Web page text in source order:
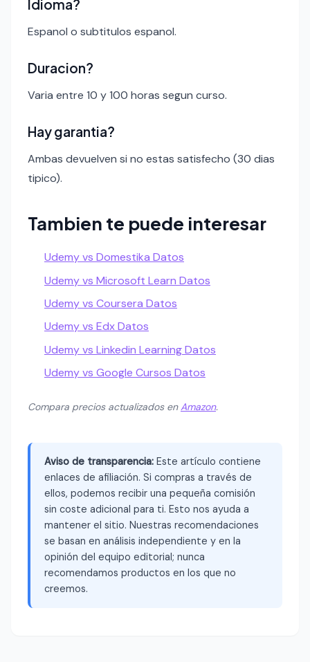
Idioma?
Espanol o subtitulos espanol.
Duracion?
Varia entre 10 y 100 horas segun curso.
Hay garantia?
Ambas devuelven si no estas satisfecho (30 dias
tipico).
Tambien te puede interesar
Udemy vs Domestika Datos
Udemy vs Microsoft Learn Datos
Udemy vs Coursera Datos
Udemy vs Edx Datos
Udemy vs Linkedin Learning Datos
Udemy vs Google Cursos Datos
Compara precios actualizados enAmazon.
Aviso de transparencia: Este artículo contiene
enlaces de afiliación. Si compras a través de
ellos, podemos recibir una pequeña comisión
sin coste adicional para ti. Esto nos ayuda a
mantener el sitio. Nuestras recomendaciones
se basan en análisis independiente y en la
opinión del equipo editorial; nunca
recomendamos productos en los que no
creemos.